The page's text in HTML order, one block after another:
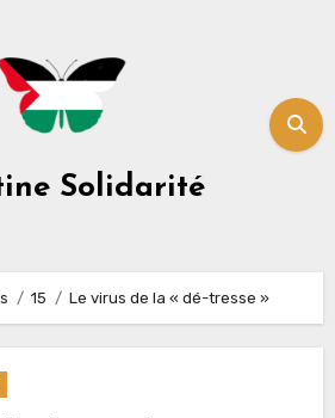
Solidarité
15 Le virus de la « dé-tresse »